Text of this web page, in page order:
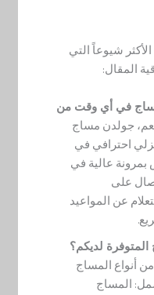
شيوعاً التي
المقال:
في أي وقت من
جولدن مساج
احترافي في
عالية في
على
عن المواعيد
لديكم؟
أنواع المساج
المساج